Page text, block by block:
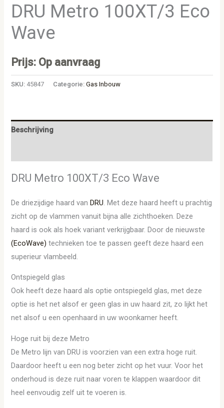
DRU Metro 100XT/3 Eco
Wave
Prijs: Op aanvraag
SKU: 45847 Categorie:Gas Inbouw
Beschrijving
DRU Metro 100XT/3 Eco Wave
De driezijdige haard vanDRU . Met deze haard heeft u prachtig
zicht op de vlammen vanuit bijna alle zichthoeken. Deze
haard is ook als hoek variant verkrijgbaar. Door de nieuwste
(EcoWave) technieken toe te passen geeft deze haard een
superieur vlambeeld.
Ontspiegeld glas
Ook heeft deze haard als optie ontspiegeld glas, met deze
optie is het net alsof er geen glas in uw haard zit, zo lijkt het
net alsof u een openhaard in uw woonkamer heeft.
Hoge ruit bij deze Metro
De Metro lijn van DRU is voorzien van een extra hoge ruit.
Daardoor heeft u een nog beter zicht op het vuur. Voor het
onderhoud is deze ruit naar voren te klappen waardoor dit
heel eenvoudig zelf uit te voeren is.